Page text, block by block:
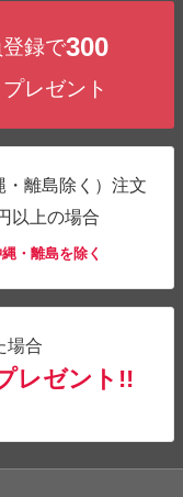
録で300
レゼント
離島除く）注文
以上の場合
・離島を除く
場合
レゼント!!